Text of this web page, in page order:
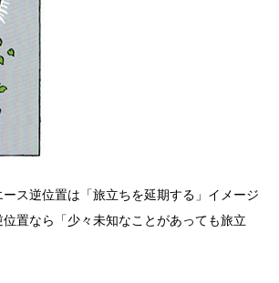
ス逆位置は「旅立ちを延期する」イメージ
置なら「少々未知なことがあっても旅立